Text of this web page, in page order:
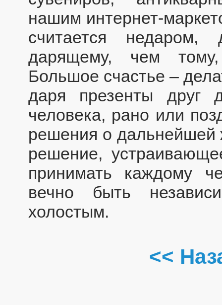
нашим интернет-
считается недаром,
дарящему, чем
Большое счастье –
даря презенты друг
человека, рано или
решения о дальнейшей
решение,
принимать каждому
вечно быть
холостым.
<<